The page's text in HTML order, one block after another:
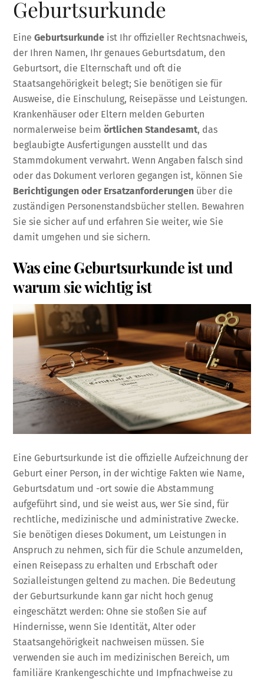
Geburtsurkunde
EineGeburtsurkunde ist Ihr offizieller Rechtsnachweis,
der Ihren Namen, Ihr genaues Geburtsdatum, den
Geburtsort, die Elternschaft und oft die
Staatsangehörigkeit belegt; Sie benötigen sie für
Ausweise, die Einschulung, Reisepässe und Leistungen.
Krankenhäuser oder Eltern melden Geburten
normalerweise beimörtlichen Standesamt, das
beglaubigte Ausfertigungen ausstellt und das
Stammdokument verwahrt. Wenn Angaben falsch sind
oder das Dokument verloren gegangen ist, können Sie
Berichtigungen oder Ersatzanforderungen über die
zuständigen Personenstandsbücher stellen. Bewahren
Sie sie sicher auf und erfahren Sie weiter, wie Sie
damit umgehen und sie sichern.
Was eine Geburtsurkunde ist und
warum sie wichtig ist
Eine Geburtsurkunde ist die offizielle Aufzeichnung der
Geburt einer Person, in der wichtige Fakten wie Name,
Geburtsdatum und -ort sowie die Abstammung
aufgeführt sind, und sie weist aus, wer Sie sind, für
rechtliche, medizinische und administrative Zwecke.
Sie benötigen dieses Dokument, um Leistungen in
Anspruch zu nehmen, sich für die Schule anzumelden,
einen Reisepass zu erhalten und Erbschaft oder
Sozialleistungen geltend zu machen. Die Bedeutung
der Geburtsurkunde kann gar nicht hoch genug
eingeschätzt werden: Ohne sie stoßen Sie auf
Hindernisse, wenn Sie Identität, Alter oder
Staatsangehörigkeit nachweisen müssen. Sie
verwenden sie auch im medizinischen Bereich, um
familiäre Krankengeschichte und Impfnachweise zu